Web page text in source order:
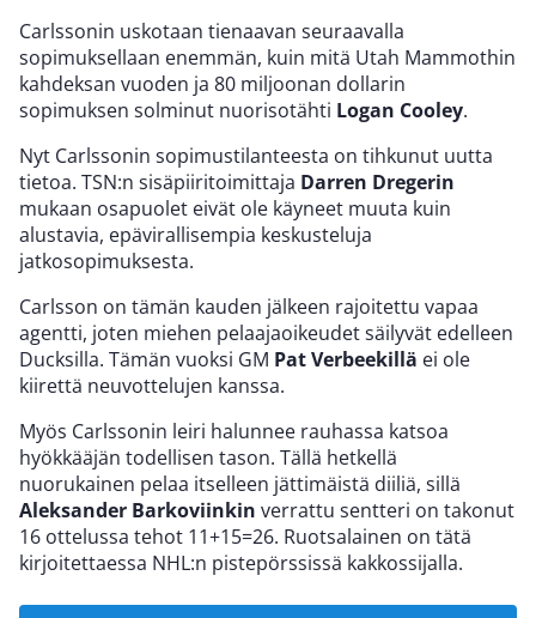
Carlssonin uskotaan tienaavan seuraavalla
sopimuksellaan enemmän, kuin mitä Utah Mammothin
kahdeksan vuoden ja 80 miljoonan dollarin
sopimuksen solminut nuorisotähti Logan Cooley.
Nyt Carlssonin sopimustilanteesta on tihkunut uutta
tietoa. TSN:n sisäpiiritoimittaja Darren Dregerin
mukaan osapuolet eivät ole käyneet muuta kuin
alustavia, epävirallisempia keskusteluja
jatkosopimuksesta.
Carlsson on tämän kauden jälkeen rajoitettu vapaa
agentti, joten miehen pelaajaoikeudet säilyvät edelleen
Ducksilla. Tämän vuoksi GM Pat Verbeekillä ei ole
kiirettä neuvottelujen kanssa.
Myös Carlssonin leiri halunnee rauhassa katsoa
hyökkääjän todellisen tason. Tällä hetkellä
nuorukainen pelaa itselleen jättimäistä diiliä, sillä
Aleksander Barkoviinkin verrattu sentteri on takonut
16 ottelussa tehot 11+15=26. Ruotsalainen on tätä
kirjoitettaessa NHL:n pistepörssissä kakkossijalla.